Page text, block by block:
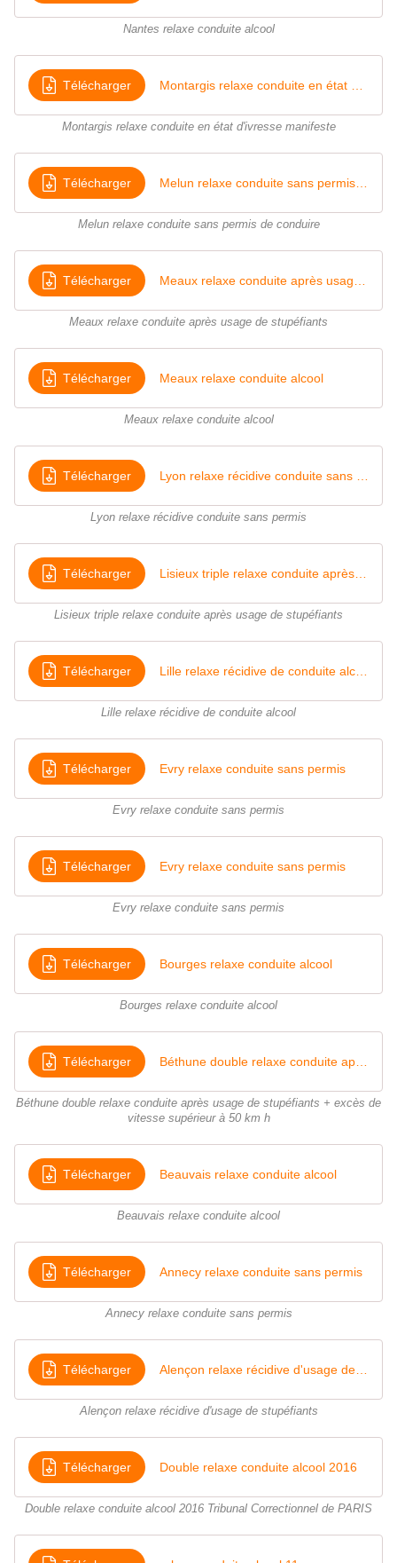
Nantes relaxe conduite alcool
Télécharger
Montargis relaxe conduite en état d'ivresse manifeste
Télécharger
Melun relaxe conduite sans permis de conduire
Télécharger
Meaux relaxe conduite après usage de stupéfiants
Télécharger Meaux relaxe conduite alcool
Meaux relaxe conduite alcool
Télécharger
Lyon relaxe récidive conduite sans permis
Télécharger
Lisieux triple relaxe conduite après usage de stupéfiants
Télécharger
Lille relaxe récidive de conduite alcool
Télécharger Evry relaxe conduite sans permis
Evry relaxe conduite sans permis
Télécharger Evry relaxe conduite sans permis
Evry relaxe conduite sans permis
Télécharger Bourges relaxe conduite alcool
Bourges relaxe conduite alcool
Télécharger
Béthune double relaxe conduite après usage de stupéfiants + excès de
vitesse supérieur à 50 km h
Télécharger Beauvais relaxe conduite alcool
Beauvais relaxe conduite alcool
Télécharger Annecy relaxe conduite sans permis
Annecy relaxe conduite sans permis
Télécharger
Alençon relaxe récidive d'usage de stupéfiants
Télécharger Double relaxe conduite alcool 2016
Double relaxe conduite alcool 2016 Tribunal Correctionnel de PARIS